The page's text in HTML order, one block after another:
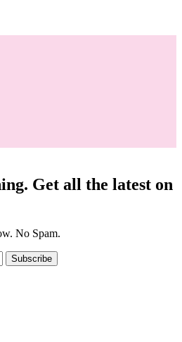
Get all the latest on
No Spam.